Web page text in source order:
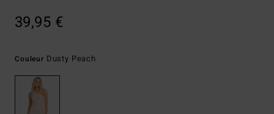
39,95 €
Couleur Dusty Peach